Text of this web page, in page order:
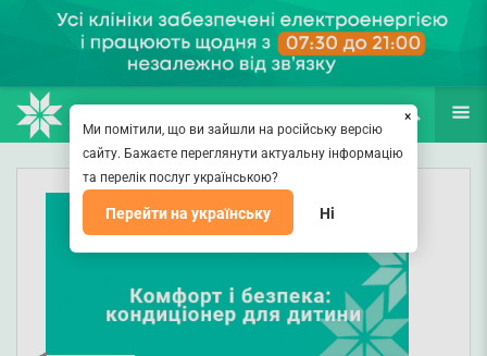
(067) 127-03-03
ПОИСК ЕЩЁ
×
Ми помітили, що ви зайшли на російську версію
сайту. Бажаєте переглянути актуальну інформацію
та перелік послуг українською?
Перейти на українську Ні